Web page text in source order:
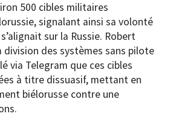
500 cibles militaires
signalant ainsi sa volonté
s’alignait sur la Russie. Robert
division des systèmes sans pilote
via Telegram que ces cibles
à titre dissuasif, mettant en
biélorusse contre une